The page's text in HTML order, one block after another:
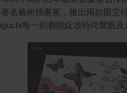
名藝術插畫家，推出兩款限定
每一刻都能綻放時尚耀眼及